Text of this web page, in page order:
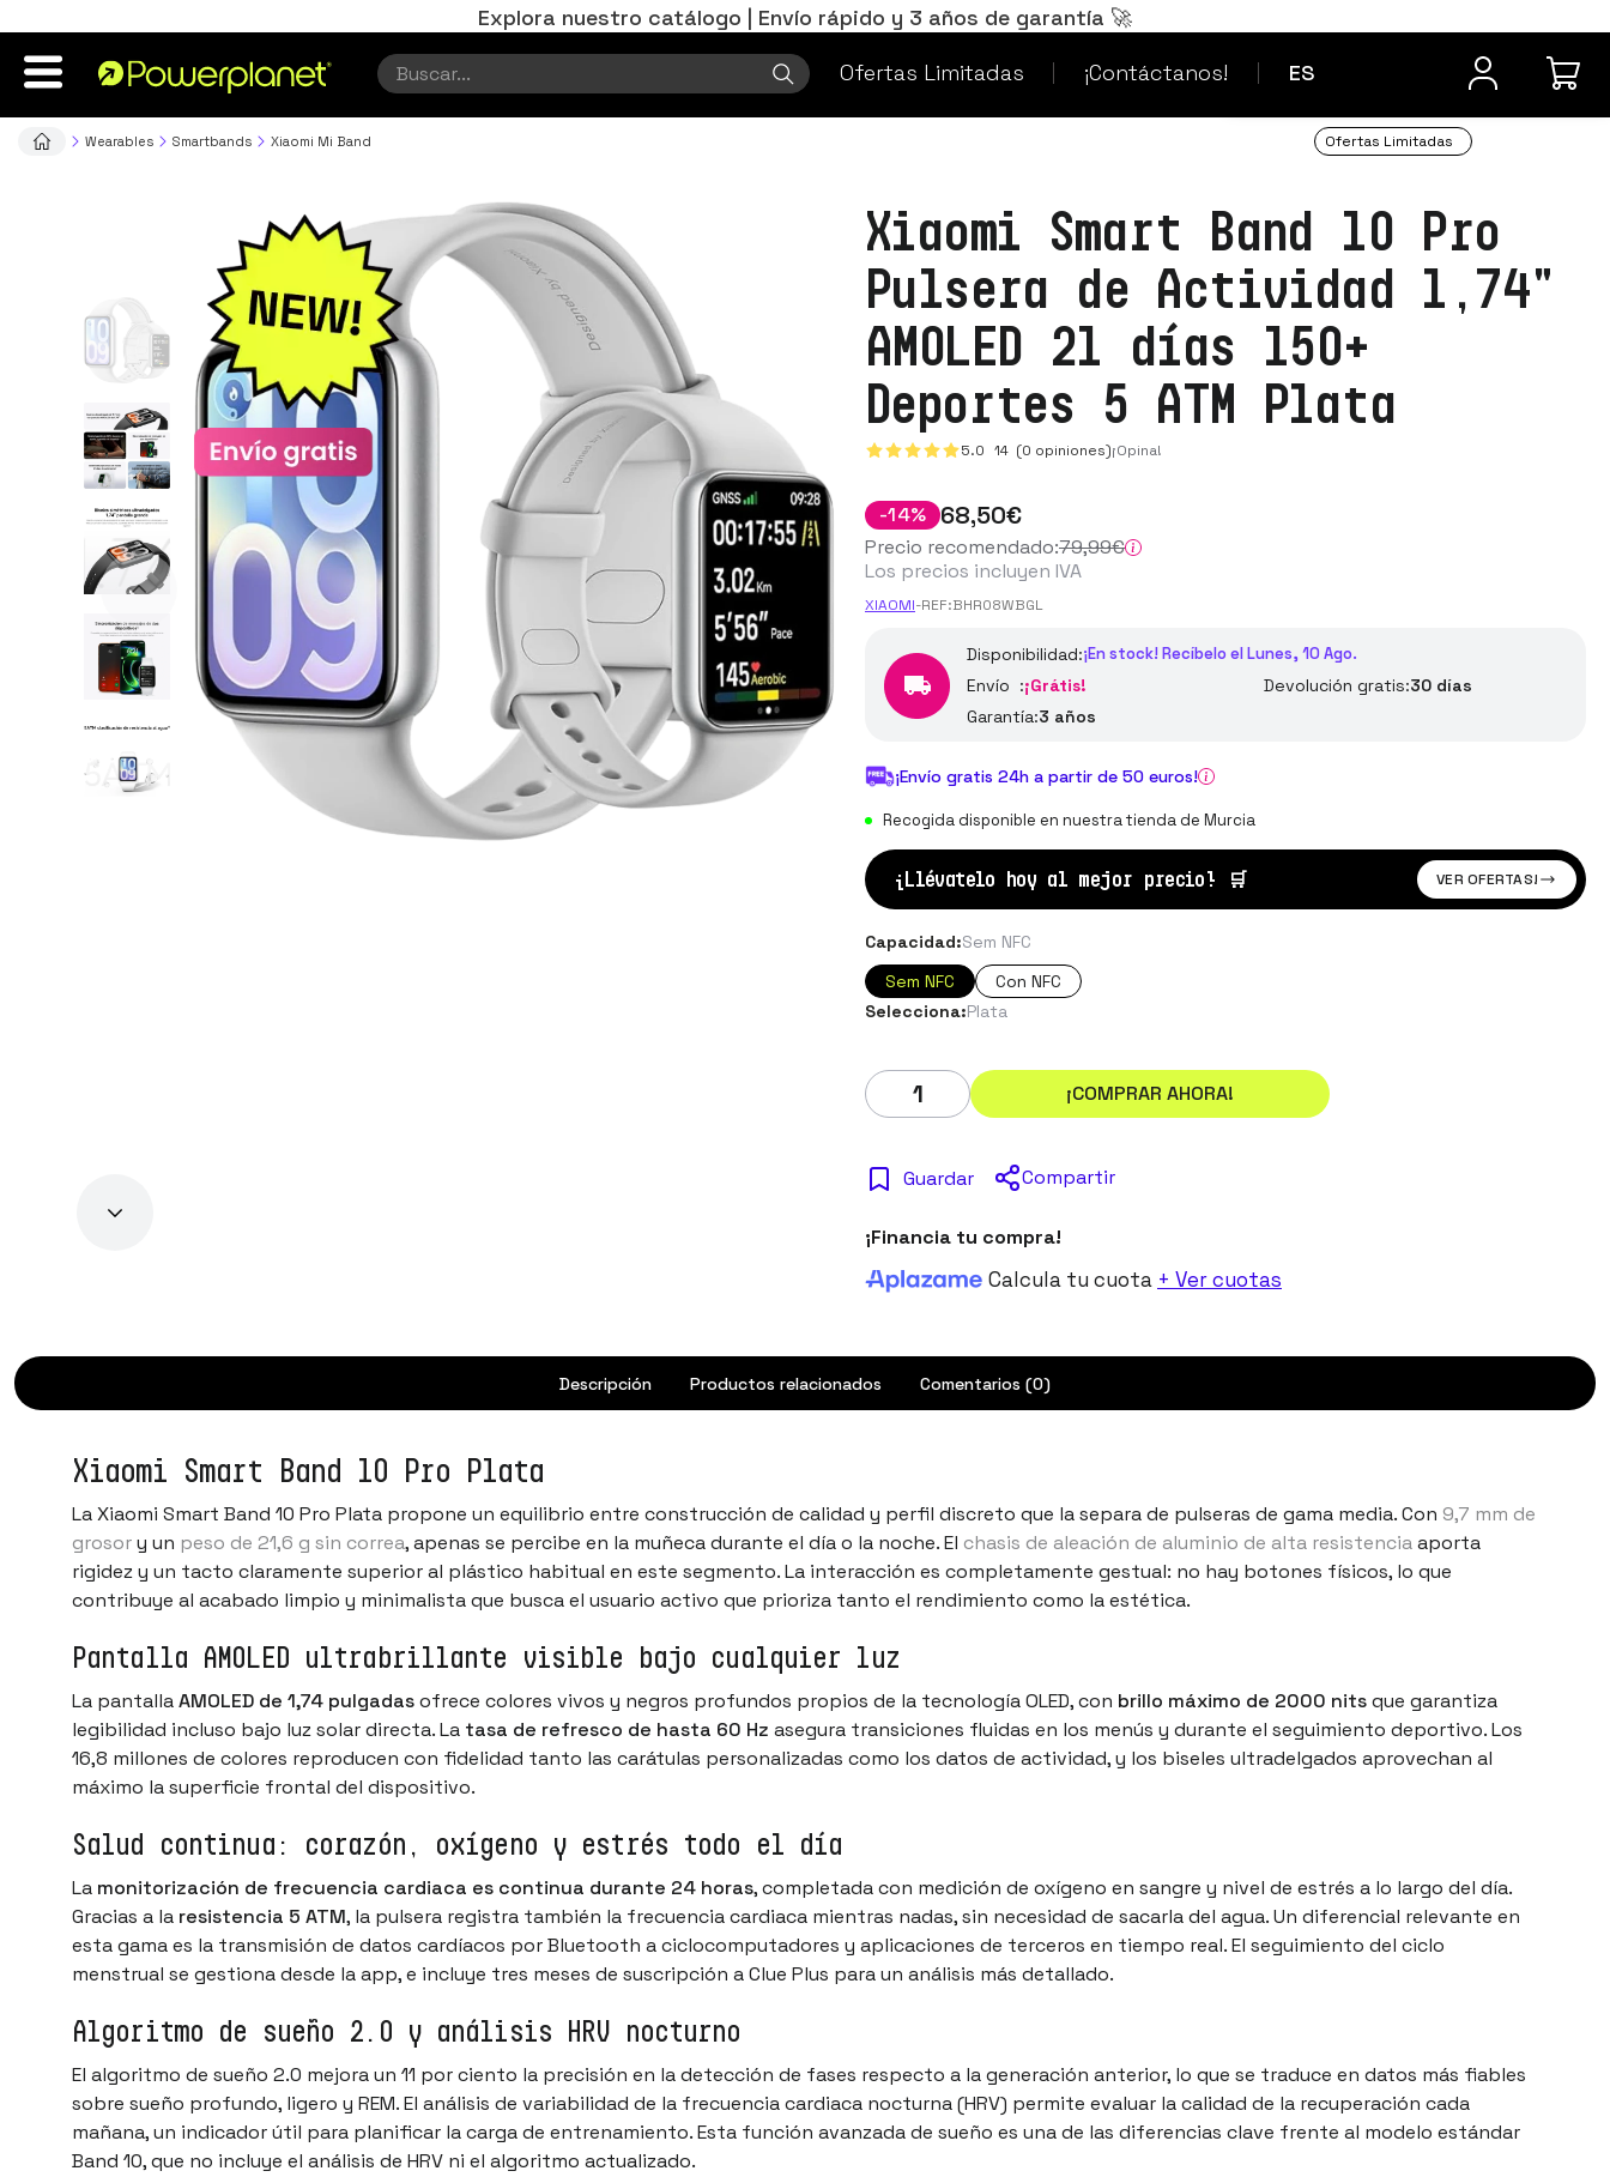
Explora nuestro catálogo | Envío rápido y 3 años de garantía 🚀
ES
Ofertas Limitadas ¡Contáctanos!
¿Dudas? Contacta
Wearables Smartbands Xiaomi Mi Band Ofertas Limitadas
Xiaomi Smart Band 10 Pro
Pulsera de Actividad 1,74"
AMOLED 21 días 150+
Deportes 5 ATM Plata
5.0 14 (0 opiniones)¡Opina!
-14% 68,50€
Precio recomendado:79,99€
Los precios incluyen IVA
XIAOMI-REF:BHR08WBGL
Disponibilidad:¡En stock! Recíbelo el Lunes, 10 Ago.
Envío :¡Grátis! Devolución gratis:30 días
Garantía:3 años
¡Envío gratis 24h a partir de 50 euros!
Recogida disponible en nuestra tienda de Murcia
¡Llévatelo hoy al mejor precio! 🛒 VER OFERTAS!
Capacidad:Sem NFC
Sem NFC
Con NFC
Selecciona:Plata
¡COMPRAR AHORA!
Guardar Compartir
¡Financia tu compra!
Calcula tu cuota + Ver cuotas
Descripción Productos relacionados Comentarios (0)
Xiaomi Smart Band 10 Pro Plata
La Xiaomi Smart Band 10 Pro Plata propone un equilibrio entre construcción de calidad y perfil discreto que la separa de pulseras de gama media. Con 9,7 mm de
grosory un peso de 21,6 g sin correa, apenas se percibe en la muñeca durante el día o la noche. El chasis de aleación de aluminio de alta resistenciaaporta
rigidez y un tacto claramente superior al plástico habitual en este segmento. La interacción es completamente gestual: no hay botones físicos, lo que
contribuye al acabado limpio y minimalista que busca el usuario activo que prioriza tanto el rendimiento como la estética.
Pantalla AMOLED ultrabrillante visible bajo cualquier luz
La pantallaAMOLED de 1,74 pulgadasofrece colores vivos y negros profundos propios de la tecnología OLED, con brillo máximo de 2000 nitsque garantiza
legibilidad incluso bajo luz solar directa. La tasa de refresco de hasta 60 Hz asegura transiciones fluidas en los menús y durante el seguimiento deportivo. Los
16,8 millones de colores reproducen con fidelidad tanto las carátulas personalizadas como los datos de actividad, y los biseles ultradelgados aprovechan al
máximo la superficie frontal del dispositivo.
Salud continua: corazón, oxígeno y estrés todo el día
La monitorización de frecuencia cardiaca es continua durante 24 horas, completada con medición de oxígeno en sangre y nivel de estrés a lo largo del día.
Gracias a la resistencia 5 ATM, la pulsera registra también la frecuencia cardiaca mientras nadas, sin necesidad de sacarla del agua. Un diferencial relevante en
esta gama es la transmisión de datos cardíacos por Bluetooth a ciclocomputadores y aplicaciones de terceros en tiempo real. El seguimiento del ciclo
menstrual se gestiona desde la app, e incluye tres meses de suscripción a Clue Plus para un análisis más detallado.
Algoritmo de sueño 2.0 y análisis HRV nocturno
El algoritmo de sueño 2.0 mejora un 11 por ciento la precisión en la detección de fases respecto a la generación anterior, lo que se traduce en datos más fiables
sobre sueño profundo, ligero y REM. El análisis de variabilidad de la frecuencia cardiaca nocturna (HRV) permite evaluar la calidad de la recuperación cada
mañana, un indicador útil para planificar la carga de entrenamiento. Esta función avanzada de sueño es una de las diferencias clave frente al modelo estándar
Band 10, que no incluye el análisis de HRV ni el algoritmo actualizado.